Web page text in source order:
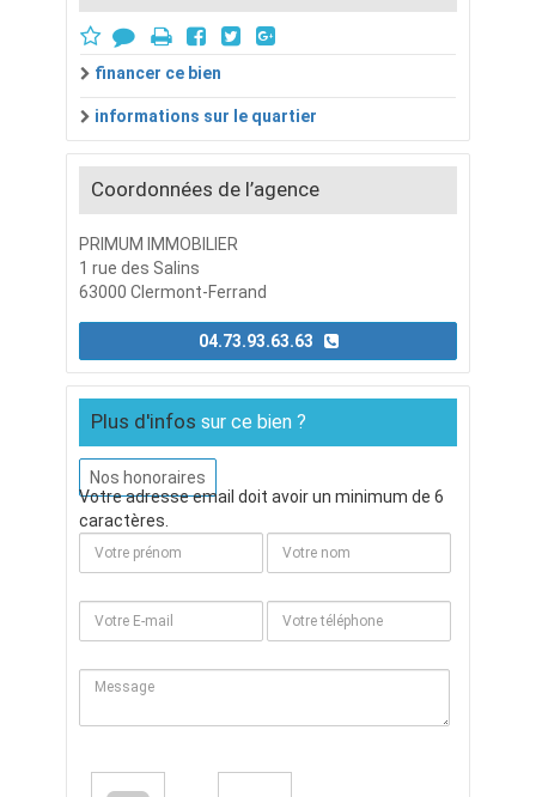
financer ce bien
informations sur le quartier
Coordonnées de l’agence
PRIMUM IMMOBILIER
1 rue des Salins
63000 Clermont-Ferrand
Plus d'infos sur ce bien ?
Nos honoraires
Votre adresse email doit avoir un minimum de 6
caractères.